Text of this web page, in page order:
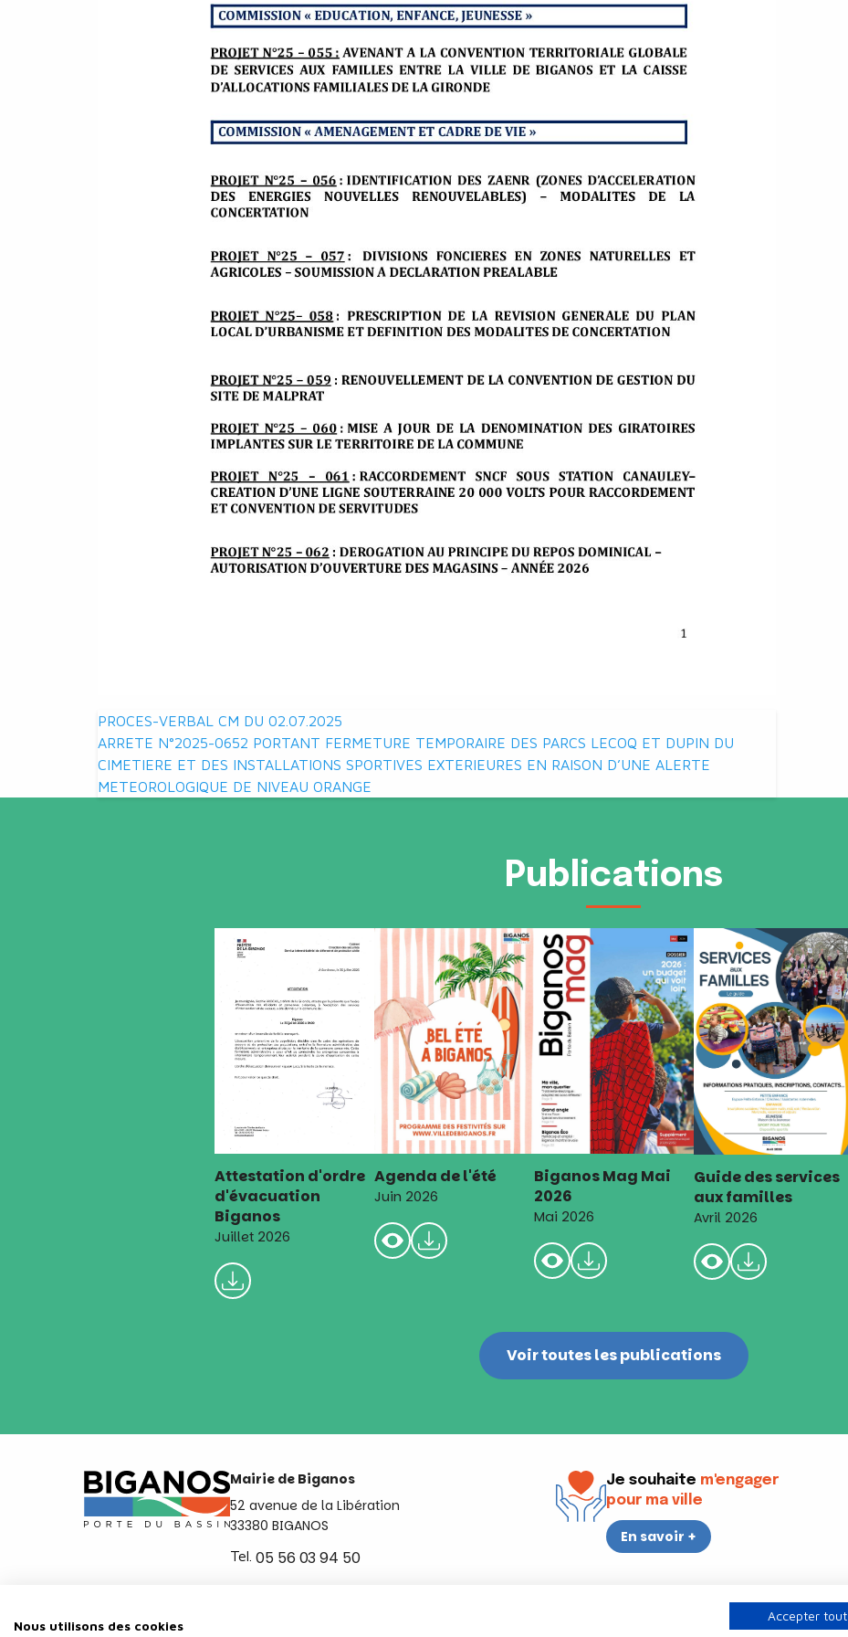
Navigation
de
PROCES-VERBAL CM DU 02.07.2025
ARRETE N°2025-0652 PORTANT FERMETURE TEMPORAIRE DES PARCS LECOQ ET DUPIN DU
CIMETIERE ET DES INSTALLATIONS SPORTIVES EXTERIEURES EN RAISON D’UNE ALERTE
METEOROLOGIQUE DE NIVEAU ORANGE
Publications
Attestation d'ordre
d'évacuation
Biganos
Juillet 2026
Agenda de l'été
Juin 2026
Biganos Mag Mai
2026
Mai 2026
Guide des services
aux familles
Avril 2026
Voir toutes les publications
Mairie de Biganos
52 avenue de la Libération
33380 BIGANOS
Tel. 05 56 03 94 50
Je souhaite m'engager
pour ma ville
En savoir +
Nous utilisons des cookies
Accepter tout